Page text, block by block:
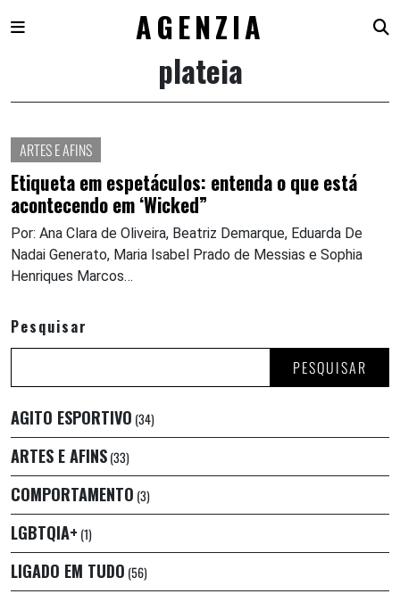
content
AGENZIA
plateia
ARTES E AFINS
Etiqueta em espetáculos: entenda o que está
acontecendo em ‘Wicked”
Por: Ana Clara de Oliveira, Beatriz Demarque, Eduarda De
Nadai Generato, Maria Isabel Prado de Messias e Sophia
Henriques Marcos…
Pesquisar
PESQUISAR
AGITO ESPORTIVO (34)
ARTES E AFINS(33)
COMPORTAMENTO (3)
LGBTQIA+ (1)
LIGADO EM TUDO (56)